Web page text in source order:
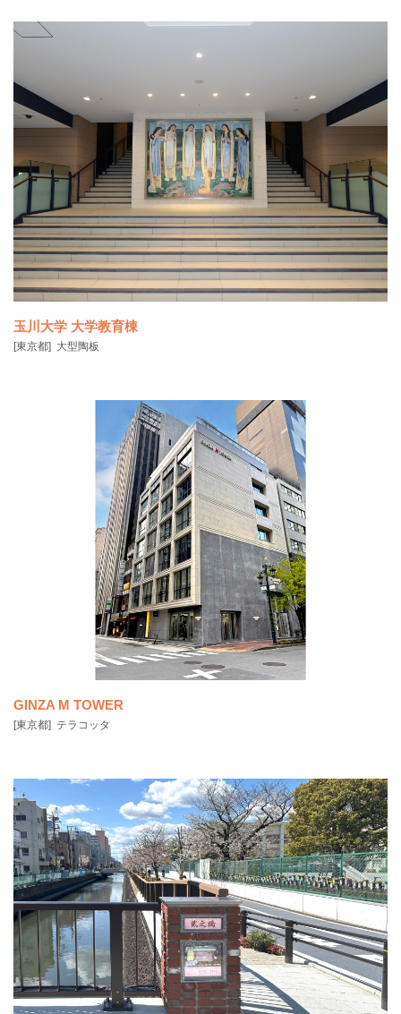
▶関連ニュース：玉川大学「大学教育棟 2014」竣功｜陶板がお披露目
玉川大学 大学教育棟
[東京都] 大型陶板
銀座６丁目にある「GINZA M TOWER」は昭和39年の竣工以来、銀座
の中心
GINZA M TOWER
[東京都] テラコッタ